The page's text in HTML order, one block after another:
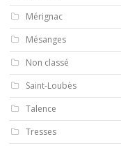
Mérignac
Mésanges
Non classé
Saint-Loubès
Talence
Tresses